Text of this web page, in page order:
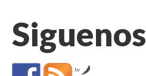
Siguenos
by